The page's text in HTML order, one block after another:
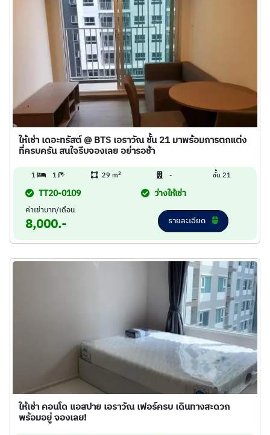
ให้เช่า เดอะทรัสต์ @ BTS เอราวัณ ชั้น 21 มาพร้อมการตกแต่ง
ที่ครบครัน สนใจรีบจองเลย อย่ารอช้า
1 1 29 m2 - ชั้น 21
TT20-0109 ว่างให้เช่า
ค่าเช่าบาท/เดือน
8,000.- รายละเอียด
ให้เช่า คอนโด แอสปาย เอราวัณ เฟอร์ครบ เดินทางสะดวก
พร้อมอยู่ จองเลย!